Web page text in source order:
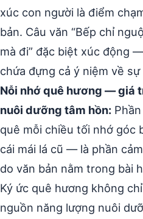
xúc con người là điểm
bản. Câu văn “Bếp chỉ
mà đi” đặc biệt xúc động
chứa đựng cả ý niệm về
Nỗi nhớ quê hương — giá
nuôi dưỡng tâm hồn:
quê mỗi chiều tối nhớ góc
cái mái lá cũ — là phần
do văn bản nằm trong bài
Ký ức quê hương không
nguồn năng lượng nuôi